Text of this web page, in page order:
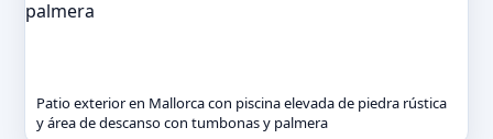
Patio exterior en Mallorca con piscina elevada de piedra rústica
y área de descanso con tumbonas y palmera